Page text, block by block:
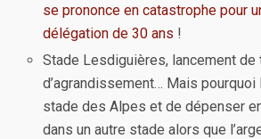
se prononce en catastrophe pour
délégation de 30 ans !
Stade Lesdiguières, lancement de
d’agrandissement… Mais
stade des Alpes et de dépenser
dans un autre stade alors que